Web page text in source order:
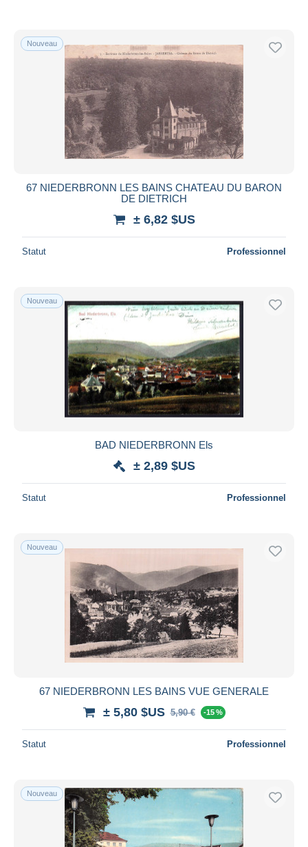
Nouveau
67 NIEDERBRONN LES BAINS CHATEAU DU BARON
DE DIETRICH
± 6,82 $US
Statut Professionnel
Nouveau
BAD NIEDERBRONN Els
± 2,89 $US
Statut Professionnel
Nouveau
67 NIEDERBRONN LES BAINS VUE GENERALE
± 5,80 $US 5,90 € -15 %
Statut Professionnel
Nouveau